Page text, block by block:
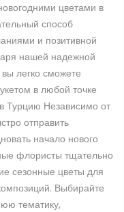
цветами в
способ
и позитивной
нашей надежной
легко сможете
в любой точке
Турцию Независимо от
отправить
начало нового
флористы тщательно
сезонные цветы для
Выбирайте
тематику,